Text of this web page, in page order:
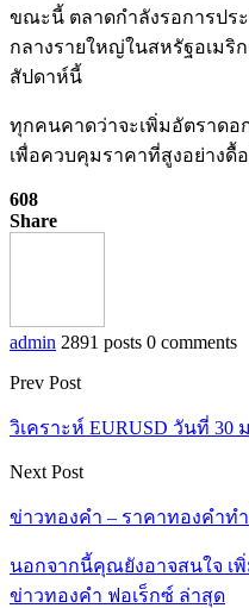
ขณะนี้ ตลาดกำลังรอการปร
กลางรายใหญ่ในสหรัฐอเมริ
สัปดาห์นี้
ทุกคนคาดว่าจะเพิ่มอัตราดอ
เพื่อควบคุมราคาที่สูงอย่างดื้
608
Share
admin 2891 posts 0 comments
Prev Post
วิเคราะห์ EURUSD วันที่ 30
Next Post
ข่าวทองคำ – ราคาทองคำท
นอกจากนี้คุณยังอาจสนใจ เ
ข่าวทองคำ ฟอเร็กซ์ ล่าสุด